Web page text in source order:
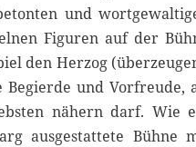
und
Figuren auf der
den Herzog
Begierde und Vorfreude,
nähern darf. Wie
ausgestattete Bühne